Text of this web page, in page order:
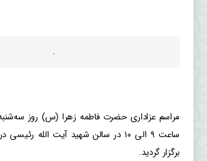
.
ساعت ۹ الی ۱۰ در سالن شهید آیت الله
برگزار گردید.